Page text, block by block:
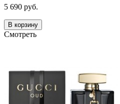
5 690 руб.
В корзину
Смотреть